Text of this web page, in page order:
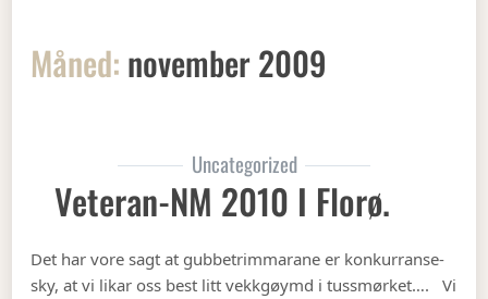
Måned: november 2009
Uncategorized
Veteran-NM 2010 I Florø.
Det har vore sagt at gubbetrimmarane er konkurranse-
sky, at vi likar oss best litt vekkgøymd i tussmørket…. Vi